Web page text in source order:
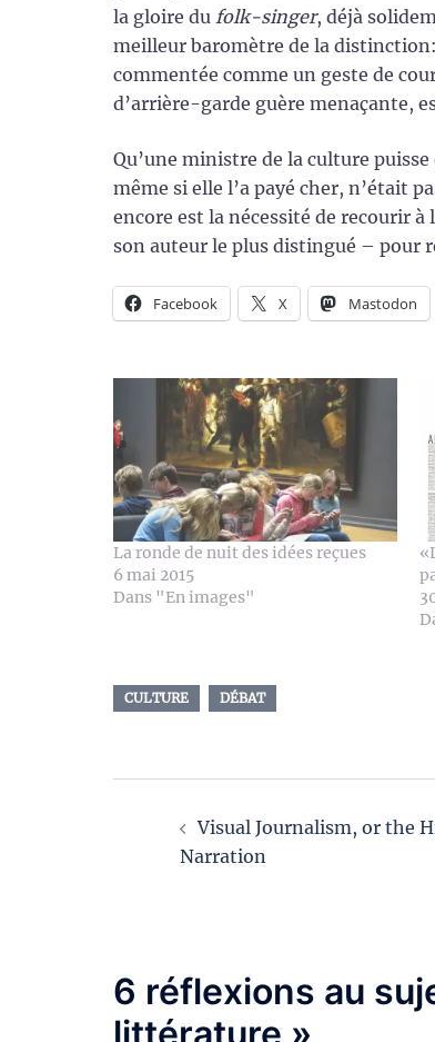
la gloire du folk-singer, déjà
meilleur baromètre de la
commentée comme un geste de
d’arrière-garde guère menaçante,
Qu’une ministre de la culture puisse
même si elle l’a payé cher, n’était
encore est la nécessité de recourir
son auteur le plus distingué – pour
Facebook X Mastodon
La ronde de nuit des idées reçues
6 mai 2015
Dans "En images"
CULTURE DÉBAT
Navigation
d’article
Visual Journalism, or the
Narration
6 réflexions au
littérature »